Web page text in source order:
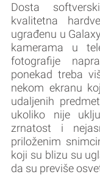
Dosta
kvalitetna
ugrađenu u
kamerama u
fotografije
ponekad treba
nekom ekranu
udaljenih
ukoliko nije
zrnatost i
priloženim
koji su blizu su
da su previše